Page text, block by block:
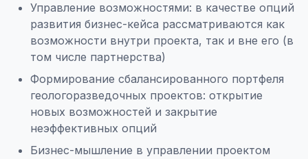
Управление возможностями: в качестве опций
развития бизнес-кейса рассматриваются как
возможности внутри проекта, так и вне его (в
том числе партнерства)
Формирование сбалансированного портфеля
геологоразведочных проектов: открытие
новых возможностей и закрытие
неэффективных опций
Бизнес-мышление в управлении проектом